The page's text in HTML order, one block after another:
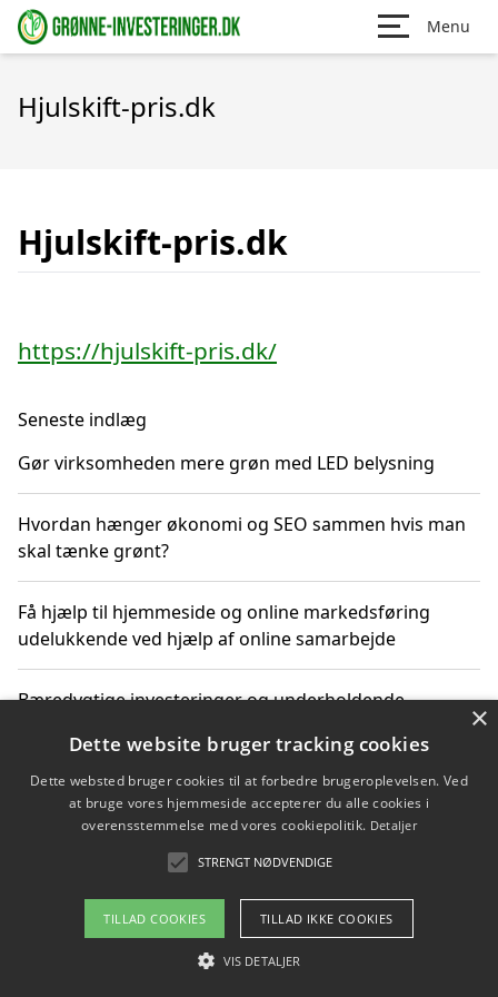
Menu
Hjulskift-pris.dk
Hjulskift-pris.dk
https://hjulskift-pris.dk/
Seneste indlæg
Gør virksomheden mere grøn med LED belysning
Hvordan hænger økonomi og SEO sammen hvis man
skal tænke grønt?
Få hjælp til hjemmeside og online markedsføring
udelukkende ved hjælp af online samarbejde
Bæredygtige investeringer og underholdende
Sådan kan online møder for virksomheder fremme
grønne investeringer
Copyright 2026 - Pilanto Aps
Om / kontakt
×
Dette website bruger tracking cookies
Dette websted bruger cookies til at forbedre brugeroplevelsen. Ved
at bruge vores hjemmeside accepterer du alle cookies i
overensstemmelse med vores cookiepolitik. Detaljer
STRENGT NØDVENDIGE
TILLAD COOKIES TILLAD IKKE COOKIES
VIS DETALJER